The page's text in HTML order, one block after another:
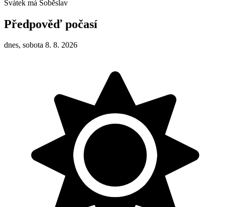
Svátek má Soběslav
Předpověď počasí
dnes, sobota 8. 8. 2026